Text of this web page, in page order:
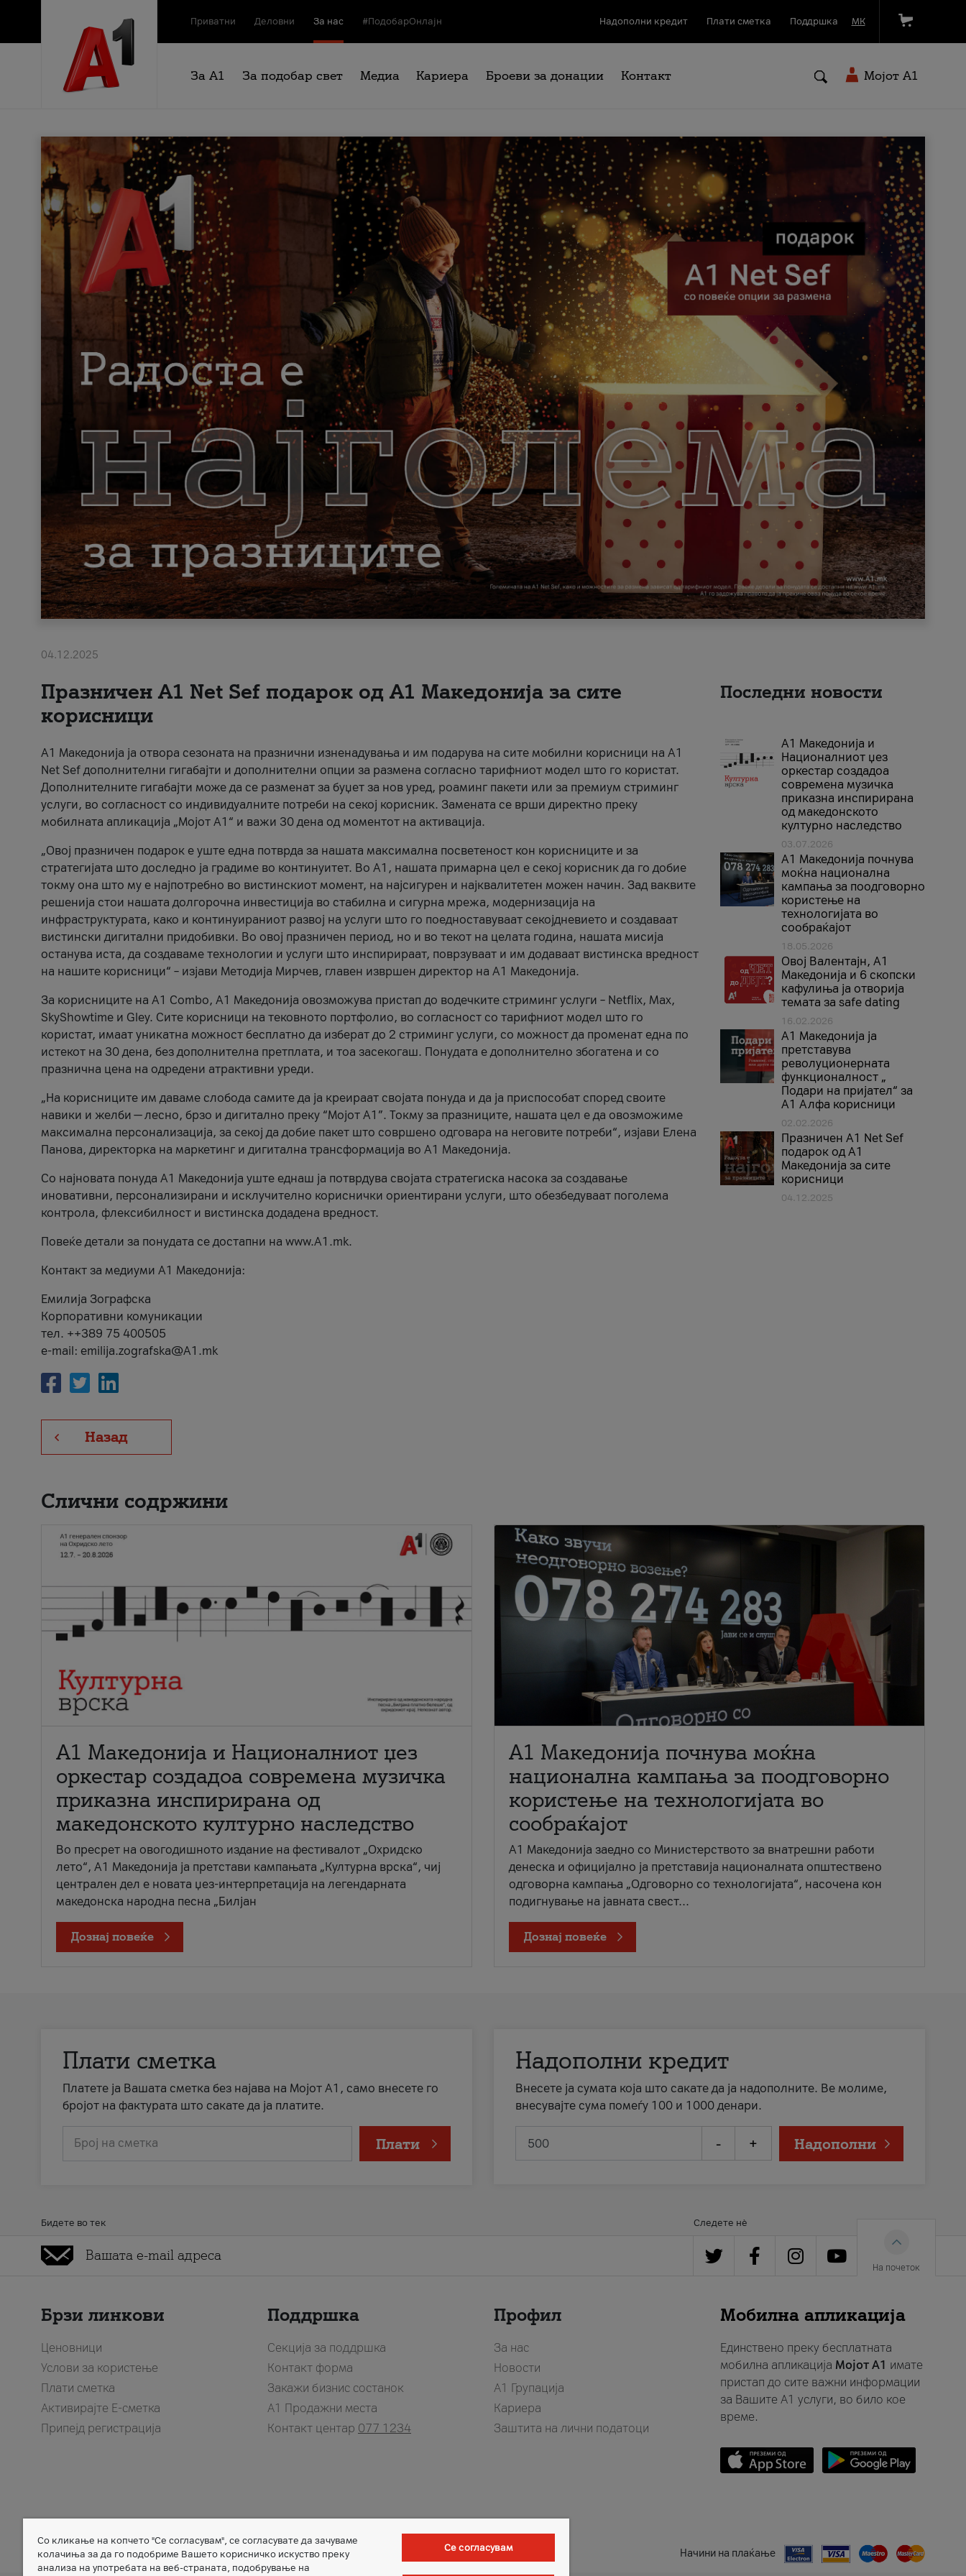
Приватни Деловни За нас #ПодобарОнлајн Надополни кредит Плати сметка Поддршка МК
За А1 За подобар свет Медиа Кариера Броеви за донации Контакт Мојот A1
04.12.2025
Празничен A1 Net Sеf подарок од А1 Македонија за сите
корисници
А1 Македонија ја отвора сезоната на празнични изненадувања и им подарува на сите мобилни корисници на A1
Net Sef дополнителни гигабајти и дополнителни опции за размена согласно тарифниот модел што го користат.
Дополнителните гигабајти може да се разменат за буџет за нов уред, роаминг пакети или за премиум стриминг
услуги, во согласност со индивидуалните потреби на секој корисник. Замената се врши директно преку
мобилната апликација „Мојот А1“ и важи 30 дена од моментот на активација.
„Овој празничен подарок е уште една потврда за нашата максимална посветеност кон корисниците и за
стратегијата што доследно ја градиме во континуитет. Во А1, нашата примарна цел е секој корисник да го добие
токму она што му е најпотребно во вистинскиот момент, на најсигурен и најквалитетен можен начин. Зад ваквите
решенија стои нашата долгорочна инвестиција во стабилна и сигурна мрежа, модернизација на
инфраструктурата, како и континуираниот развој на услуги што го поедноставуваат секојдневието и создаваат
вистински дигитални придобивки. Во овој празничен период, но и во текот на целата година, нашата мисија
останува иста, да создаваме технологии и услуги што инспирираат, поврзуваат и им додаваат вистинска вредност
на нашите корисници“ – изјави Методија Мирчев, главен извршен директор на А1 Македонија.
За корисниците на A1 Combo, А1 Македонија овозможува пристап до водечките стриминг услуги – Netflix, Max,
SkyShowtime и Gley. Сите корисници на тековното портфолио, во согласност со тарифниот модел што го
користат, имаат уникатна можност бесплатно да изберат до 2 стриминг услуги, со можност да променат една по
истекот на 30 дена, без дополнителна претплата, и тоа засекогаш. Понудата е дополнително збогатена и со
празнична цена на одредени атрактивни уреди.
„На корисниците им даваме слобода самите да ја креираат својата понуда и да ја приспособат според своите
навики и желби — лесно, брзо и дигитално преку “Мојот А1”. Токму за празниците, нашата цел е да овозможиме
максимална персонализација, за секој да добие пакет што совршено одговара на неговите потреби“, изјави Елена
Панова, директорка на маркетинг и дигитална трансформација во А1 Македонија.
Со најновата понуда А1 Македонија уште еднаш ја потврдува својата стратегиска насока за создавање
иновативни, персонализирани и исклучително кориснички ориентирани услуги, што обезбедуваат поголема
контрола, флексибилност и вистинска додадена вредност.
Повеќе детали за понудата се достапни на www.А1.mk.
Контакт за медиуми А1 Македонија:
Емилија Зографска
Корпоративни комуникации
тел. ++389 75 400505
e-mail: emilija.zografska@A1.mk
Назад
Последни новости
А1 Македонија и
Националниот џез
оркестар создадоа
современа музичка
приказна инспирирана
од македонското
културно наследство
03.07.2026
A1 Македонија почнува
моќна национална
кампања за поодговорно
користење на
технологијата во
сообраќајот
18.05.2026
Овој Валентајн, A1
Македонија и 6 скопски
кафулиња ја отворија
темата за safe dating
16.02.2026
А1 Македонија ја
претставува
револуционерната
функционалност „
Подари на пријател“ за
А1 Алфа корисници
02.02.2026
Празничен A1 Net Sеf
подарок од А1
Македонија за сите
корисници
04.12.2025
Слични содржини
А1 Македонија и Националниот џез
оркестар создадоа современа музичка
приказна инспирирана од
македонското културно наследство
Во пресрет на овогодишното издание на фестивалот „Охридско
лето“, А1 Македонија ја претстави кампањата „Културна врска“, чиј
централен дел е новата џез-интерпретација на легендарната
македонска народна песна „Билјан
Дознај повеќе
A1 Македонија почнува моќна
национална кампања за поодговорно
користење на технологијата во
сообраќајот
A1 Македонија заедно со Министерството за внатрешни работи
денеска и официјално ја претставија националната општествено
одговорна кампања „Одговорно со технологијата“, насочена кон
подигнување на јавната свест...
Дознај повеќе
Плати сметка
Платете ја Вашата сметка без најава на Мојот А1, само внесете го
бројот на фактурата што сакате да ја платите.
Број на сметка Плати
Надополни кредит
Внесете ја сумата која што сакате да ја надополните. Ве молиме,
внесувајте сума помеѓу 100 и 1000 денари.
- + Надополни
Бидете во тек Следете нè
На почеток
Брзи линкови
Ценовници
Услови за користење
Плати сметка
Активирајте Е-сметка
Припејд регистрација
Поддршка
Секција за поддршка
Контакт форма
Закажи бизнис состанок
A1 Продажни места
Контакт центар 077 1234
Профил
За нас
Новости
А1 Групација
Кариера
Заштита на лични податоци
Мобилна апликација
Единствено преку бесплатната
мобилна апликација Мојот A1 имате
пристап до сите важни информации
за Вашите A1 услуги, во било кое
време.
Member of Начини на плаќање
Со кликање на копчето "Се согласувам", се согласувате да зачуваме
колачиња за да го подобриме Вашето корисничко искуство преку
анализа на употребата на веб-страната, подобрување на
Се согласувам